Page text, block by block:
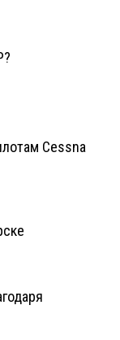
Cessna